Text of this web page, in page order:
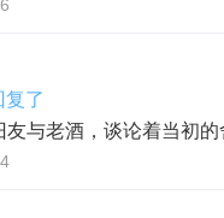
复了
与老酒，谈论着当初的